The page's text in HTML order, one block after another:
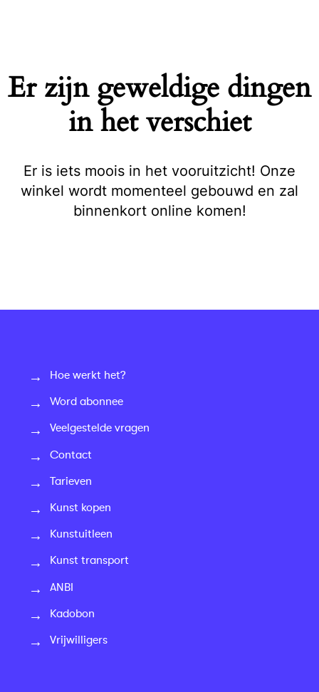
Er zijn geweldige dingen
in het verschiet
Er is iets moois in het vooruitzicht! Onze
winkel wordt momenteel gebouwd en zal
binnenkort online komen!
Hoe werkt het?
Word abonnee
Veelgestelde vragen
Contact
Tarieven
Kunst kopen
Kunstuitleen
Kunst transport
ANBI
Kadobon
Vrijwilligers